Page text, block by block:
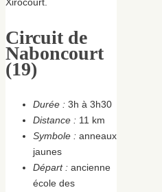
Circuit de
Naboncourt
(19)
Durée : 3h à 3h30
Distance : 11 km
Symbole : anneaux
jaunes
Départ : ancienne
école des